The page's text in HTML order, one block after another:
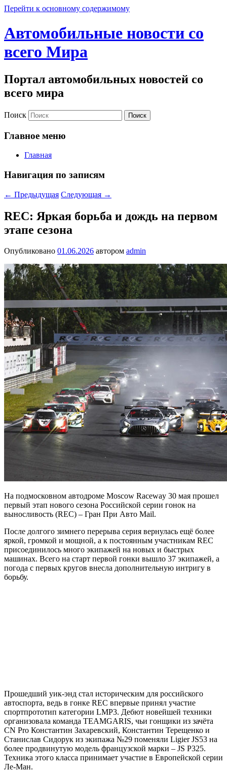
Перейти к основному содержимому
Автомобильные новости со
всего Мира
Портал автомобильных новостей со
всего мира
Поиск
Главное меню
Главная
Навигация по записям
← Предыдущая Следующая →
REC: Яркая борьба и дождь на первом
этапе сезона
Опубликовано 01.06.2026 автором admin
На подмосковном автодроме Moscow Raceway 30 мая прошел
первый этап нового сезона Российской серии гонок на
выносливость (REC) – Гран При Авто Mail.
После долгого зимнего перерыва серия вернулась ещё более
яркой, громкой и мощной, а к постоянным участникам REC
присоединилось много экипажей на новых и быстрых
машинах. Всего на старт первой гонки вышло 37 экипажей, а
погода с первых кругов внесла дополнительную интригу в
борьбу.
Прошедший уик-энд стал историческим для российского
автоспорта, ведь в гонке REC впервые принял участие
спортпрототип категории LMP3. Дебют новейшей техники
организовала команда TEAMGARIS, чьи гонщики из зачёта
CN Pro Константин Захаревский, Константин Терещенко и
Станислав Сидорук из экипажа №29 поменяли Ligier JS53 на
более продвинутую модель французской марки – JS P325.
Техника этого класса принимает участие в Европейской серии
Ле-Ман.